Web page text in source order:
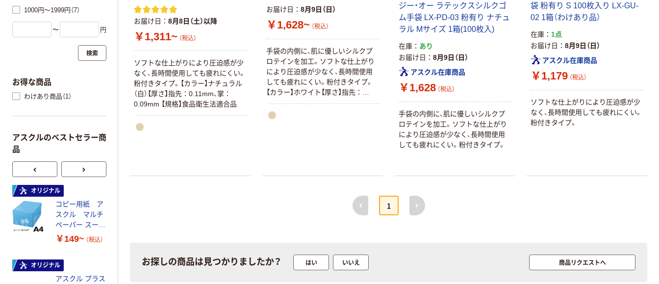
お届け日 8月8日（土）以降
￥1,311~ （税込）
ソフトな仕上がりにより圧迫感が少
なく、長時間使用しても疲れにくい。
粉付きタイプ。【カラー】ナチュラル
（白）【厚さ】指先：0.11mm、掌：
0.09mm 【規格】食品衛生法適合品
お届け日 8月9日（日）
￥1,628~ （税込）
手袋の内側に、肌に優しいシルクプ
ロテインを加工。ソフトな仕上がり
により圧迫感が少なく、長時間使用
しても疲れにくい。粉付きタイプ。
【カラー】ホワイト【厚さ】指先：
0.13mm、掌：0.1mm 【規格】食品衛
生法適合品
ジー・オー ラテックスシルクゴ
ム手袋 LX-PD-03 粉有り ナチュ
ラル Mサイズ 1箱(100枚入)
在庫
あり
お届け日
8月9日（日）
アスクル在庫商品
￥1,628 （税込）
手袋の内側に、肌に優しいシルクプ
ロテインを加工。ソフトな仕上がり
により圧迫感が少なく、長時間使用
しても疲れにくい。粉付きタイプ。
袋 粉有り S 100枚入り LX-GU-
02 1箱（わけあり品）
在庫
1点
お届け日
8月9日（日）
アスクル在庫商品
￥1,179 （税込）
ソフトな仕上がりにより圧迫感が少
なく、長時間使用しても疲れにくい。
粉付きタイプ。
前へ
1
次へ
お探しの商品は見つかりましたか？ はい いいえ 商品リクエストへ
1000円～1999円（7）
〜 円
検索
お得な商品
わけあり商品（1）
アスクルのベストセラー商
品
オリジナル
コピー用紙 ア
スクル マルチ
ペーパー スーパ
ーホワイト+
￥149~ （税込）
オリジナル
アスクル プラス
本気プライス 本気プライス
【アスクル限定】
ファーストレイ
本気プライス オリジナル